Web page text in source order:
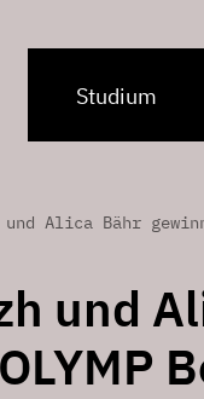
Studium
Alica Bähr
und